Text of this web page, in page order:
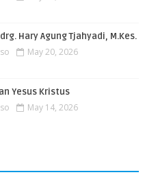
Hary Agung Tjahyadi, M.Kes.
May 20, 2026
Yesus Kristus
May 14, 2026